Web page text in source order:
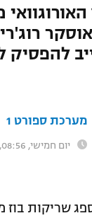
מערכת ספורט 1
יום חמישי, 08:56, 26.02.26
שריקות בוז